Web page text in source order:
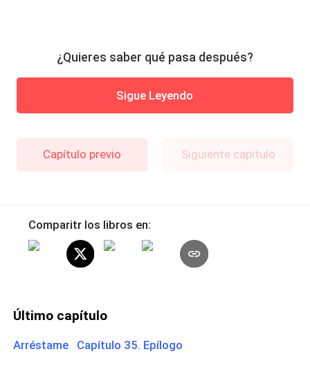
¿Quieres saber qué pasa después?
Sigue Leyendo
Capítulo previo Siguiente capítulo
Comparitr los libros en:
Último capítulo
Arréstame Capítulo 35. Epílogo